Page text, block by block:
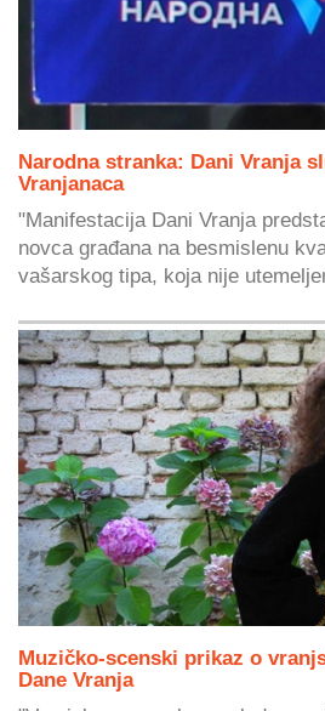
Narodna stranka: Dani Vranja
Vranjanaca
"Manifestacija Dani Vranja
novca građana na besmislenu
vašarskog tipa, koja nije
Muzičko-scenski prikaz o
Dane Vranja